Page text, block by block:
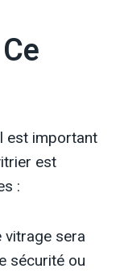
est important
est
:
vitrage sera
sécurité ou